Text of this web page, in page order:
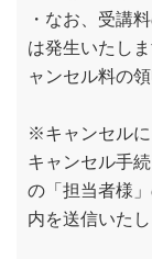
・なお、受講
は発生いたし
ャンセル料の
※キャンセル
キャンセル手
の「担当者様
内を送信いたし